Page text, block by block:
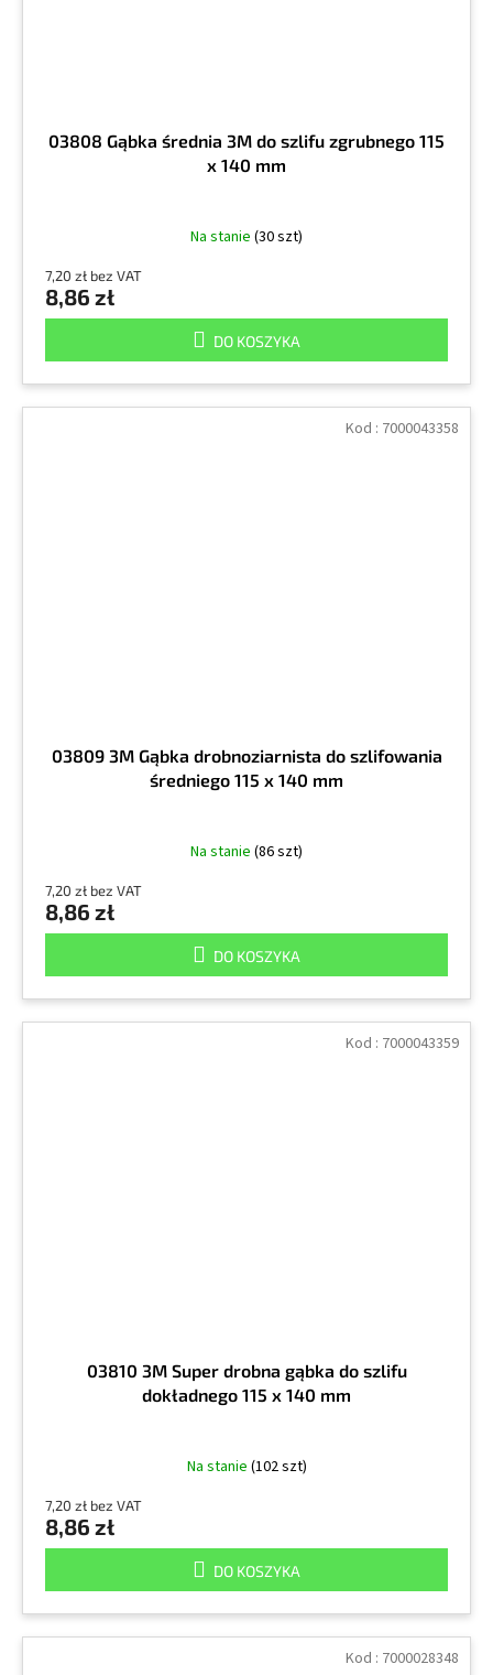
03808 Gąbka średnia 3M do szlifu zgrubnego 115
x 140 mm
Na stanie (30 szt)
7,20 zł bez VAT
8,86 zł
DO KOSZYKA
03809 3M Gąbka drobnoziarnista do szlifowania
średniego 115 x 140 mm
Na stanie (86 szt)
7,20 zł bez VAT
8,86 zł
DO KOSZYKA
Kod : 7000043358
03810 3M Super drobna gąbka do szlifu
dokładnego 115 x 140 mm
Na stanie (102 szt)
7,20 zł bez VAT
8,86 zł
DO KOSZYKA
Kod : 7000043359
Kod : 7000028348